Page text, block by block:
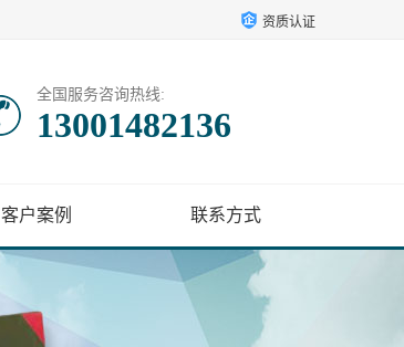
资质认证
全国服务咨询热线:
13001482136
客户案例 联系方式